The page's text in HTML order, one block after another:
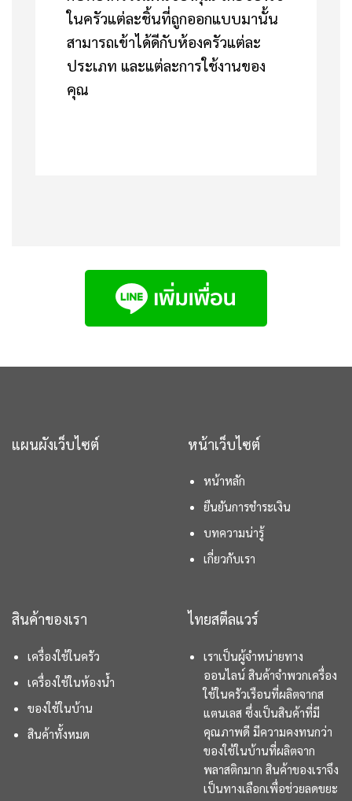
ในครัวแต่ละชิ้นที่ถูกออกแบบมานั้น
สามารถเข้าได้ดีกับห้องครัวแต่ละ
ประเภท และแต่ละการใช้งานของ
คุณ
แผนผังเว็บไซต์ หน้าเว็บไซต์
หน้าหลัก
ยืนยันการชำระเงิน
บทความน่ารู้
เกี่ยวกับเรา
สินค้าของเรา
เครื่องใช้ในครัว
เครื่องใช้ในห้องน้ำ
ของใช้ในบ้าน
สินค้าทั้งหมด
ไทยสตีลแวร์
เราเป็นผู้จำหน่ายทาง
ออนไลน์ สินค้าจำพวกเครื่อง
ใช้ในครัวเรือนที่ผลิตจากส
แตนเลส ซึ่งเป็นสินค้าที่มี
คุณภาพดี มีความคงทนกว่า
ของใช้ในบ้านที่ผลิตจาก
พลาสติกมาก สินค้าของเราจึง
เป็นทางเลือกเพื่อช่วยลดขยะ